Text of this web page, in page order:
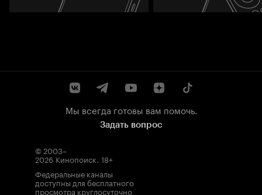
Мы всегда готовы вам помочь.
Задать вопрос
© 2003–
2026 Кинопоиск. 18+
Федеральные каналы
доступны для бесплатного
просмотра круглосуточно